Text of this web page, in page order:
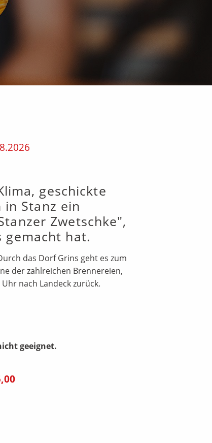
geschickte
Stanz ein
Zwetschke",
gemacht hat.
das Dorf Grins geht es zum
der zahlreichen Brennereien,
nach Landeck zurück.
geeignet.